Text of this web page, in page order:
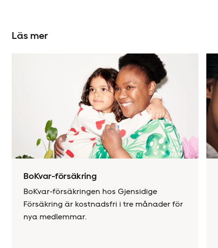
Läs mer
BoKvar-försäkring
BoKvar-försäkringen hos Gjensidige
Försäkring är kostnadsfri i tre månader för
nya medlemmar.